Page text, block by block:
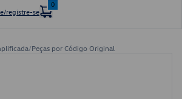
registre-se
0
/Peças por Código Original